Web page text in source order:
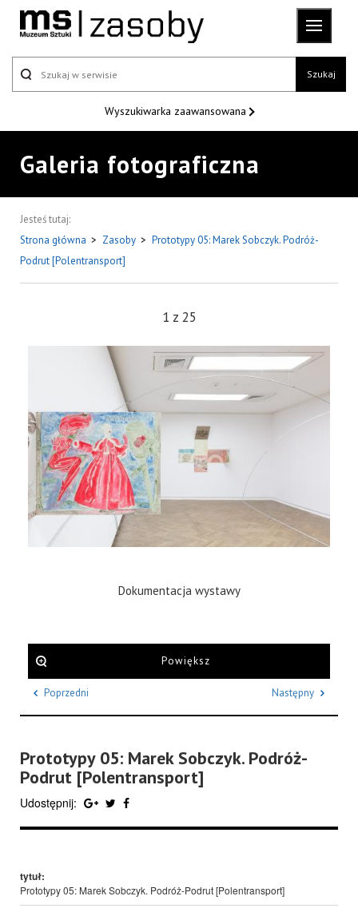
Szukaj
Wyszukiwarka zaawansowana
Galeria fotograficzna
Jesteś tutaj:
Strona główna > Zasoby > Prototypy 05: Marek Sobczyk. Podróż-
Podrut [Polentransport]
1 z 25
Dokumentacja wystawy
Powiększ
Poprzedni Następny
Prototypy 05: Marek Sobczyk. Podróż-
Podrut [Polentransport]
Udostępnij:
tytuł:
Prototypy 05: Marek Sobczyk. Podróż-Podrut [Polentransport]